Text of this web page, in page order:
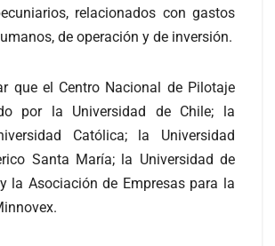
relacionados con gastos
de operación y de inversión.
que el Centro Nacional de Pilotaje
por la Universidad de Chile; la
Católica; la Universidad
Santa María; la Universidad de
la Asociación de Empresas para la